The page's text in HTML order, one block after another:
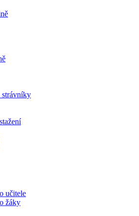
strávníky
učitele
žáky